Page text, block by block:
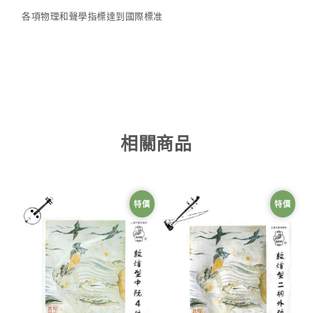
各項物理和聲學指標達到國際標准
相關商品
特價 特價